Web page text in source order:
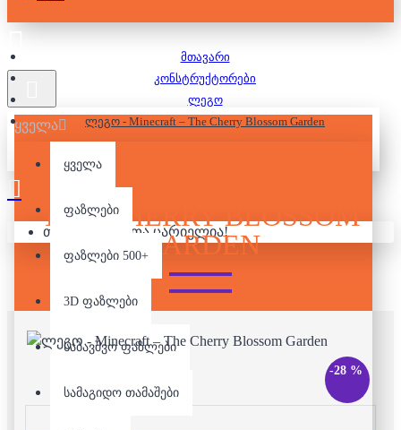
ყველა
ყველა
ფაზლები
ფაზლები 500+
3D ფაზლები
საბავშვო ფაზლები
სამაგიდო თამაშები
თქვენი კალათა ცარიელია!
მთავარი
კონსტრუქტორები
ლეგო
ლეგო - Minecraft – The Cherry Blossom Garden
ᲚᲔᲒᲝ - MINECRAFT –
THE CHERRY BLOSSOM
GARDEN
-28 %